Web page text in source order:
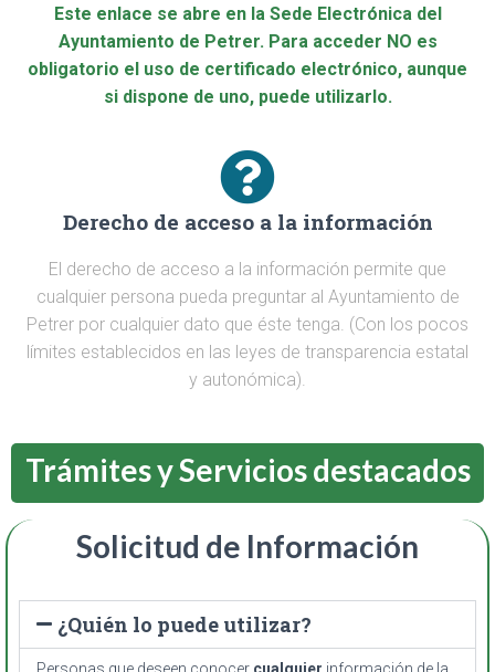
Este enlace se abre en la Sede Electrónica del
Ayuntamiento de Petrer. Para acceder NO es
obligatorio el uso de certificado electrónico, aunque
si dispone de uno, puede utilizarlo.
Derecho de acceso a la información
El derecho de acceso a la información permite que
cualquier persona pueda preguntar al Ayuntamiento de
Petrer por cualquier dato que éste tenga. (Con los pocos
límites establecidos en las leyes de transparencia estatal
y autonómica).
Trámites y Servicios destacados
Solicitud de Información
¿Quién lo puede utilizar?